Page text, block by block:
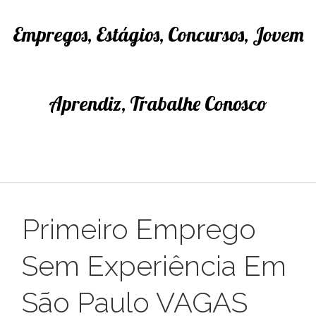
Empregos, Estágios, Concursos, Jovem
Aprendiz, Trabalhe Conosco
Primeiro Emprego
Sem Experiência Em
São Paulo VAGAS